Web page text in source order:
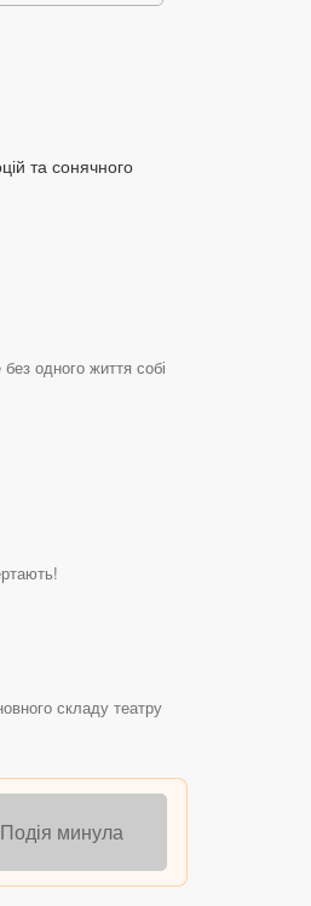
та сонячного
одного життя собі
складу театру
Подія минула